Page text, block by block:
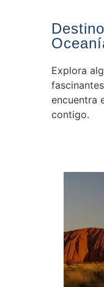
Explora
encuentra
contigo.